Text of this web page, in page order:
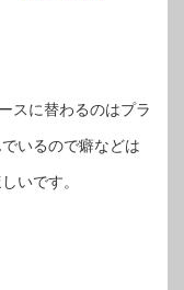
スに替わるのはプラ
いるので癖などは
いです。